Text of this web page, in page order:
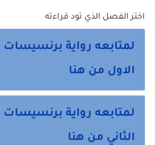
اختر الفصل الذي تود قراءته
لمتابعه رواية
الاول من هنا
لمتابعه رواية
الثاني من هنا